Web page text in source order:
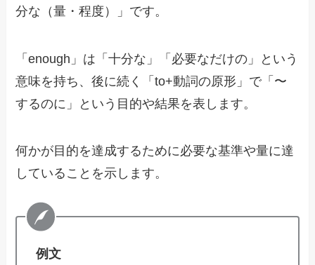
分な（量・程度）」です。
「enough」は「十分な」「必要なだけの」という
意味を持ち、後に続く「to+動詞の原形」で「〜
するのに」という目的や結果を表します。
何かが目的を達成するために必要な基準や量に達
していることを示します。
例文